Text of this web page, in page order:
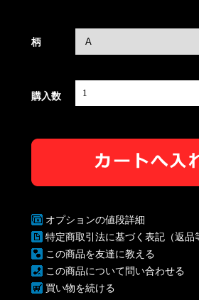
柄
購入数
オプションの値段詳細
特定商取引法に基づく表記（返品
この商品を友達に教える
この商品について問い合わせる
買い物を続ける